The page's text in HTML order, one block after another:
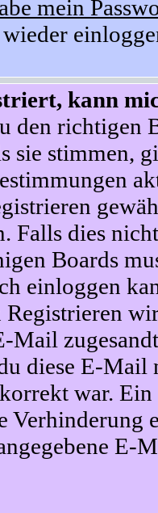
mein
kann
den richtigen
sie stimmen,
Falls dies
Boards
einloggen
Mail
diese E-Mail
war.